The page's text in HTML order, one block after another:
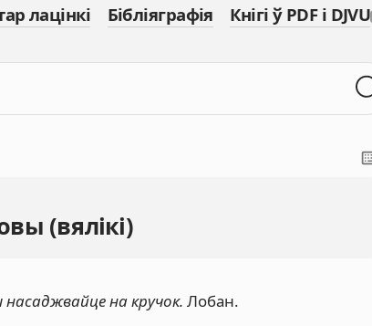
лацінкі Бібліяграфія Кнігі ў PDF і DJVU
(вялікі)
на кручок. Лобан.